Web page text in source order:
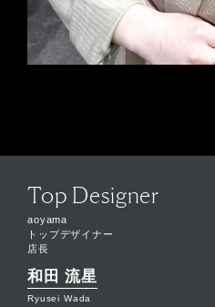
Top Designer
aoyama
トップデザイナー
店長
和田 流星
Ryusei Wada